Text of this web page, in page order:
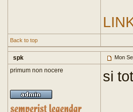
Back to top
spk Mon
primum non nocere si